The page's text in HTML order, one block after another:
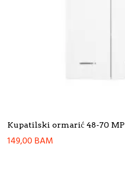
Kupatilski ormarić 48-70 MP
149,00BAM